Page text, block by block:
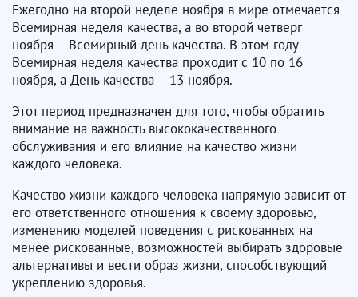
Ежегодно на второй неделе ноября в мире отмечается
Всемирная неделя качества, а во второй четверг
ноября – Всемирный день качества. В этом году
Всемирная неделя качества проходит с 10 по 16
ноября, а День качества – 13 ноября.
Этот период предназначен для того, чтобы обратить
внимание на важность высококачественного
обслуживания и его влияние на качество жизни
каждого человека.
Качество жизни каждого человека напрямую зависит от
его ответственного отношения к своему здоровью,
изменению моделей поведения с рискованных на
менее рискованные, возможностей выбирать здоровые
альтернативы и вести образ жизни, способствующий
укреплению здоровья.